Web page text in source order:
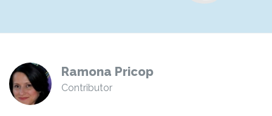
Ramona Pricop
Contributor